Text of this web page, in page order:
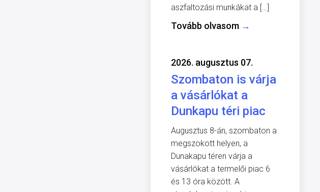
aszfaltozási munkákat a […]
Tovább olvasom →
2026. augusztus 07.
Szombaton is várja
a vásárlókat a
Dunkapu téri piac
Augusztus 8-án, szombaton a
megszokott helyen, a
Dunakapu téren várja a
vásárlókat a termelői piac 6
és 13 óra között. A